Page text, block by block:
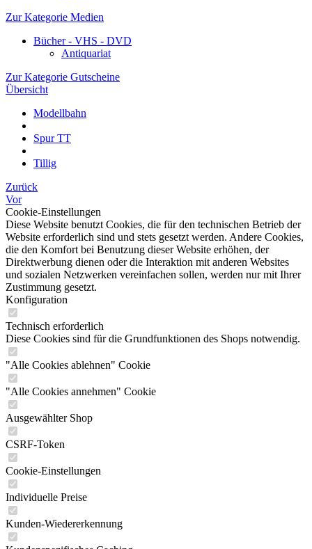
Zur Kategorie Medien
Bücher - VHS - DVD
Antiquariat
Zur Kategorie Gutscheine
Übersicht
Modellbahn
Spur TT
Tillig
Zurück
Vor
Cookie-Einstellungen
Diese Website benutzt Cookies, die für den technischen Betrieb der
Website erforderlich sind und stets gesetzt werden. Andere Cookies,
die den Komfort bei Benutzung dieser Website erhöhen, der
Direktwerbung dienen oder die Interaktion mit anderen Websites
und sozialen Netzwerken vereinfachen sollen, werden nur mit Ihrer
Zustimmung gesetzt.
Konfiguration
Technisch erforderlich
Diese Cookies sind für die Grundfunktionen des Shops notwendig.
"Alle Cookies ablehnen" Cookie
"Alle Cookies annehmen" Cookie
Ausgewählter Shop
CSRF-Token
Cookie-Einstellungen
Individuelle Preise
Kunden-Wiedererkennung